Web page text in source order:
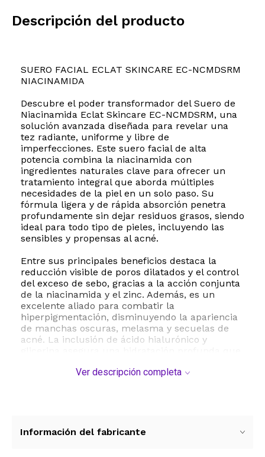
Descripción del producto
SUERO FACIAL ECLAT SKINCARE EC-NCMDSRM
NIACINAMIDA
Descubre el poder transformador del Suero de
Niacinamida Eclat Skincare EC-NCMDSRM, una
solución avanzada diseñada para revelar una
tez radiante, uniforme y libre de
imperfecciones. Este suero facial de alta
potencia combina la niacinamida con
ingredientes naturales clave para ofrecer un
tratamiento integral que aborda múltiples
necesidades de la piel en un solo paso. Su
fórmula ligera y de rápida absorción penetra
profundamente sin dejar residuos grasos, siendo
ideal para todo tipo de pieles, incluyendo las
sensibles y propensas al acné.
Entre sus principales beneficios destaca la
reducción visible de poros dilatados y el control
del exceso de sebo, gracias a la acción conjunta
de la niacinamida y el zinc. Además, es un
excelente aliado para combatir la
hiperpigmentación, disminuyendo la apariencia
de manchas oscuras, melasma y secuelas de
acné. La inclusión de ácido hialurónico y
manzanilla calma la irritación y refuerza la
té verde, la raíz de regaliz y el extracto de
Ver descripción completa
Información del fabricante